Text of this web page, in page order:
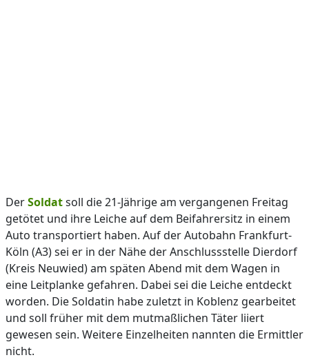
DerSoldatsoll die 21-Jährige am vergangenen Freitag
getötet und ihre Leiche auf dem Beifahrersitz in einem
Auto transportiert haben. Auf der Autobahn Frankfurt-
Köln (A3) sei er in der Nähe der Anschlussstelle Dierdorf
(Kreis Neuwied) am späten Abend mit dem Wagen in
eine Leitplanke gefahren. Dabei sei die Leiche entdeckt
worden. Die Soldatin habe zuletzt in Koblenz gearbeitet
und soll früher mit dem mutmaßlichen Täter liiert
gewesen sein. Weitere Einzelheiten nannten die Ermittler
nicht.